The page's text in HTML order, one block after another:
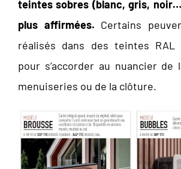
teintes sobres (blanc, gris,
plus affirmées. Certains
réalisés dans des teintes RAL
pour s’accorder au nuancier de
menuiseries ou de la clôture.